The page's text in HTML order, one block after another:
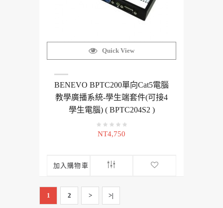
Quick View
BENEVO BPTC200單向Cat5電腦
教學廣播系統-學生端套件(可接4
學生電腦) ( BPTC204S2 )
NT4,750
加入購物車
1 2 > >|